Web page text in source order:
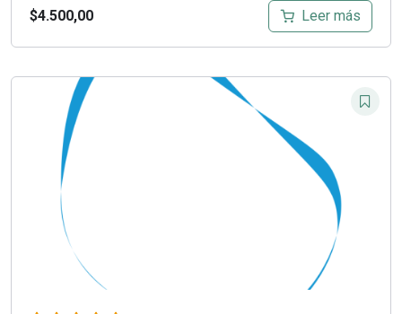
$4.500,00 Leer más